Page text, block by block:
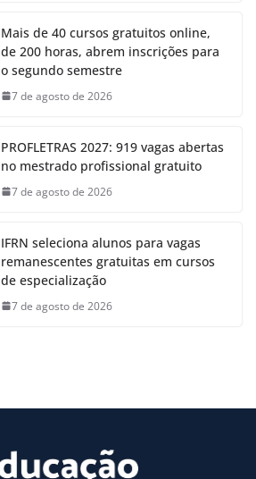
Mais de 40 cursos gratuitos online,
de 200 horas, abrem inscrições para
o segundo semestre
7 de agosto de 2026
PROFLETRAS 2027: 919 vagas abertas
no mestrado profissional gratuito
7 de agosto de 2026
IFRN seleciona alunos para vagas
remanescentes gratuitas em cursos
de especialização
7 de agosto de 2026